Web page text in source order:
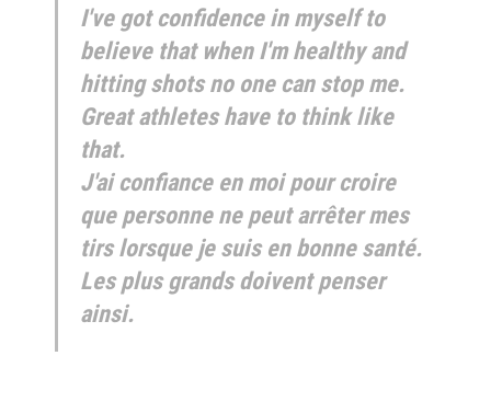
I've got confidence in myself to
believe that when I'm healthy and
hitting shots no one can stop me.
Great athletes have to think like
that.
J'ai confiance en moi pour croire
que personne ne peut arrêter mes
tirs lorsque je suis en bonne santé.
Les plus grands doivent penser
ainsi.